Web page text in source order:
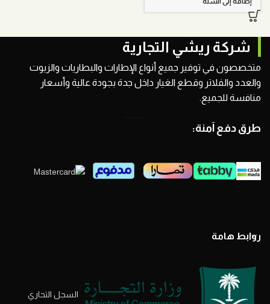
شركة ريشي التجارية
متخصصون في توفير جميع أنواع الإطارات والبطاريات والزيوت
والعدد والفلاتر وقطع الغيار داخل جدة بجودة عالية وأسعار
منافسة للجميع.
طرق دفع آمنة:
روابط هامة
السجل التحاري